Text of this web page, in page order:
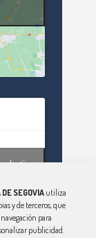
SEGOVIA utiliza
y de terceros, que
para
publicidad.